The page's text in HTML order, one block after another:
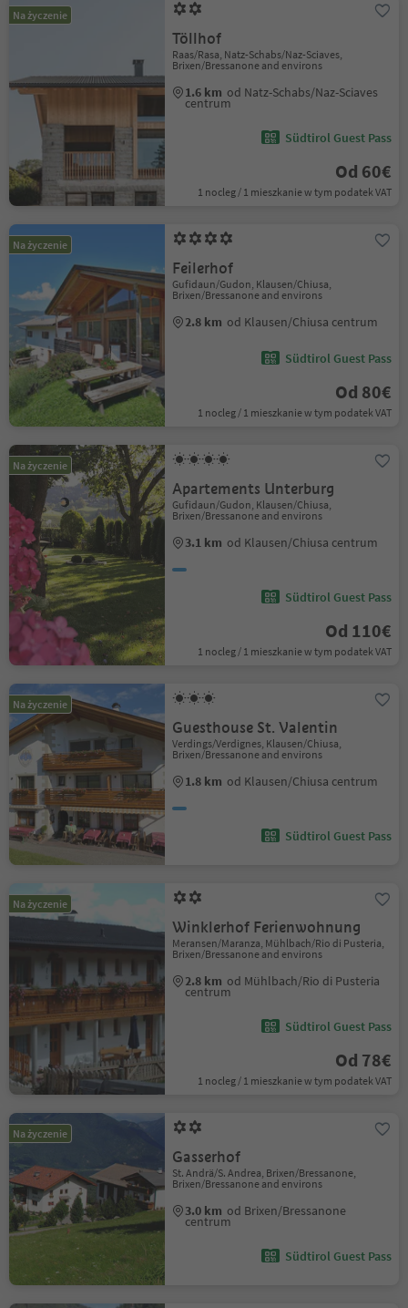
Na życzenie
Töllhof
Raas/Rasa, Natz-Schabs/Naz-Sciaves,
Brixen/Bressanone and environs
1.6 km od Natz-Schabs/Naz-Sciaves
centrum
Südtirol Guest Pass
Od 60€
1 nocleg / 1 mieszkanie w tym podatek VAT
Na życzenie
Feilerhof
Gufidaun/Gudon, Klausen/Chiusa,
Brixen/Bressanone and environs
2.8 km od Klausen/Chiusa centrum
Südtirol Guest Pass
Od 80€
1 nocleg / 1 mieszkanie w tym podatek VAT
Na życzenie
Apartements Unterburg
Gufidaun/Gudon, Klausen/Chiusa,
Brixen/Bressanone and environs
3.1 km od Klausen/Chiusa centrum
Südtirol Guest Pass
Od 110€
1 nocleg / 1 mieszkanie w tym podatek VAT
Na życzenie
Guesthouse St. Valentin
Verdings/Verdignes, Klausen/Chiusa,
Brixen/Bressanone and environs
1.8 km od Klausen/Chiusa centrum
Südtirol Guest Pass
Na życzenie
Winklerhof Ferienwohnung
Meransen/Maranza, Mühlbach/Rio di Pusteria,
Brixen/Bressanone and environs
2.8 km od Mühlbach/Rio di Pusteria
centrum
Südtirol Guest Pass
Od 78€
1 nocleg / 1 mieszkanie w tym podatek VAT
Na życzenie
Gasserhof
St. Andrä/S. Andrea, Brixen/Bressanone,
Brixen/Bressanone and environs
3.0 km od Brixen/Bressanone
centrum
Südtirol Guest Pass